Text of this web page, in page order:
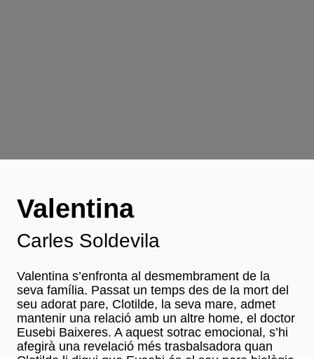
Valentina
Carles Soldevila
Valentina s’enfronta al desmembrament de la
seva família. Passat un temps des de la mort del
seu adorat pare, Clotilde, la seva mare, admet
mantenir una relació amb un altre home, el doctor
Eusebi Baixeres. A aquest sotrac emocional, s’hi
afegirà una revelació més trasbalsadora quan